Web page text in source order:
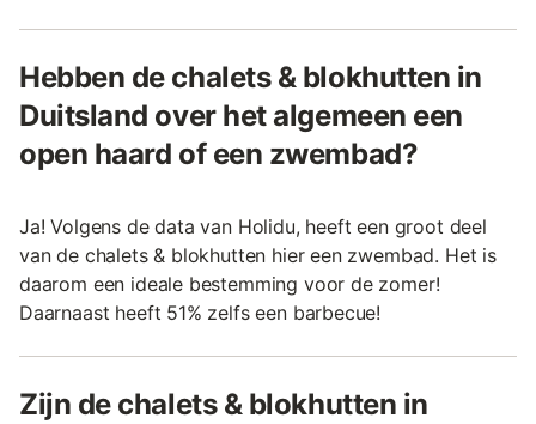
Hebben de chalets & blokhutten in
Duitsland over het algemeen een
open haard of een zwembad?
Ja! Volgens de data van Holidu, heeft een groot deel
van de chalets & blokhutten hier een zwembad. Het is
daarom een ideale bestemming voor de zomer!
Daarnaast heeft 51% zelfs een barbecue!
Zijn de chalets & blokhutten in